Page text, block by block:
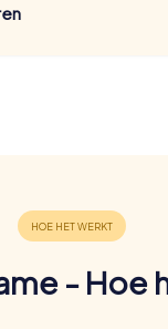
- Hoe